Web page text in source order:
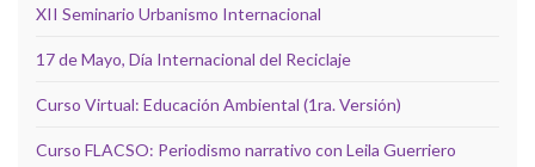
XII Seminario Urbanismo Internacional
17 de Mayo, Día Internacional del Reciclaje
Curso Virtual: Educación Ambiental (1ra. Versión)
Curso FLACSO: Periodismo narrativo con Leila Guerriero